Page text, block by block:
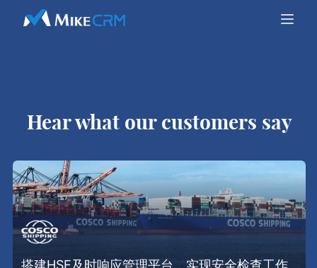
Hear what our customers say
搭建HSE及时响应管理平台，实现安全检查工作